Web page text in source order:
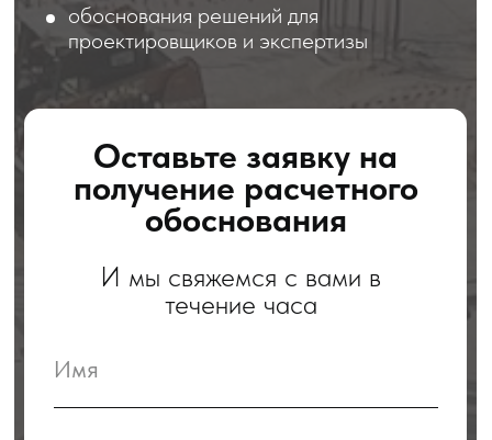
+7
ПОЛУЧИТЬ РАСЧЕТНОЕ
ОБОСНОВАНИЕ
Какие расчетные
обоснования мы